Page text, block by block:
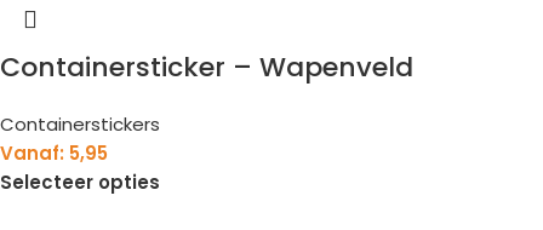
Containersticker – Wapenveld
Containerstickers
Vanaf: 5,95
Selecteer opties